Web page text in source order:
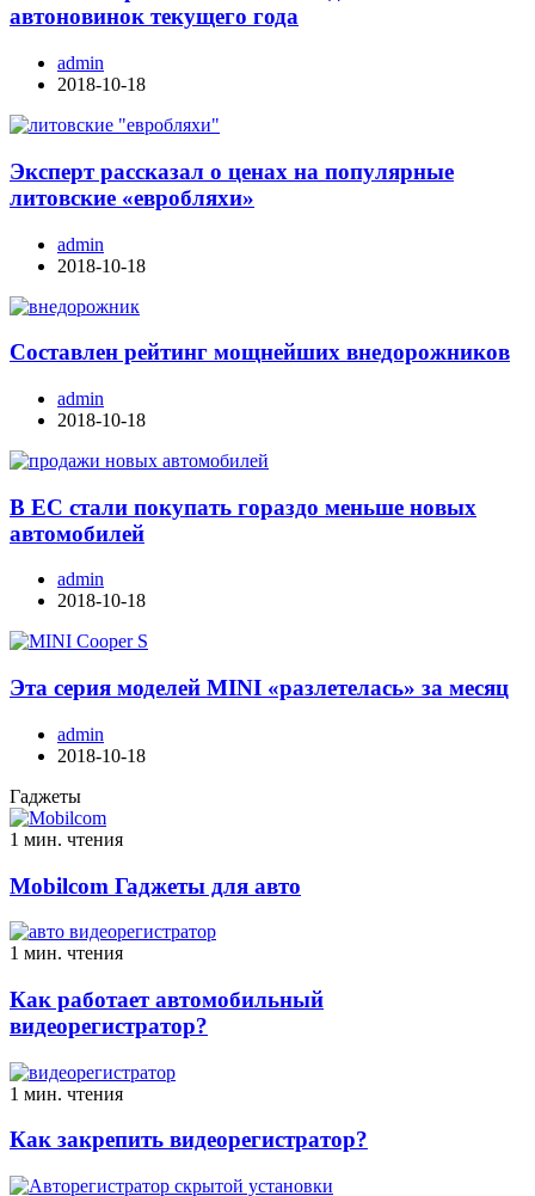
автоновинок текущего года
admin
2018-10-18
Эксперт рассказал о ценах на популярные
литовские «евробляхи»
admin
2018-10-18
Составлен рейтинг мощнейших внедорожников
admin
2018-10-18
В ЕС стали покупать гораздо меньше новых
автомобилей
admin
2018-10-18
Эта серия моделей MINI «разлетелась» за месяц
admin
2018-10-18
Гаджеты
1 мин. чтения
Mobilcom Гаджеты для авто
1 мин. чтения
Как работает автомобильный
видеорегистратор?
1 мин. чтения
Как закрепить видеорегистратор?